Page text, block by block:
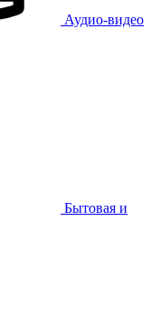
Аудио-видео
Бытовая и